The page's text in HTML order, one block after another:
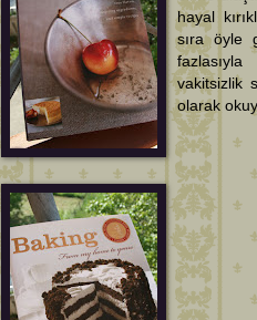
hayal
sıra öyle
vakitsizlik
olarak